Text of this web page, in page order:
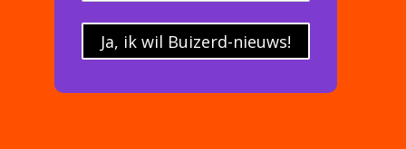
Ja, ik wil Buizerd-nieuws!